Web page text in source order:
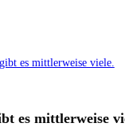
es mittlerweise viele.
es mittlerweise